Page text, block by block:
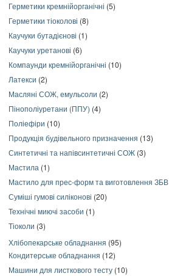
Герметики кремнійорганічні (5)
Герметики тіоколові (8)
Каучуки бутадієнові (1)
Каучуки уретанові (6)
Компаунди кремнійорганічні (10)
Латекси (2)
Масляні СОЖ, емульсоли (2)
Пінополіуретани (ППУ) (4)
Поліефіри (10)
Продукція будівельного призначення (13)
Синтетичні та напівсинтетичні СОЖ (3)
Мастила (1)
Мастило для прес-форм та виготовлення ЗБВ
Суміші гумові силіконові (20)
Технічні миючі засоби (1)
Тіоколи (3)
Хлібопекарське обладнання (95)
Кондитерське обладнання (12)
Машини для листкового тесту (10)